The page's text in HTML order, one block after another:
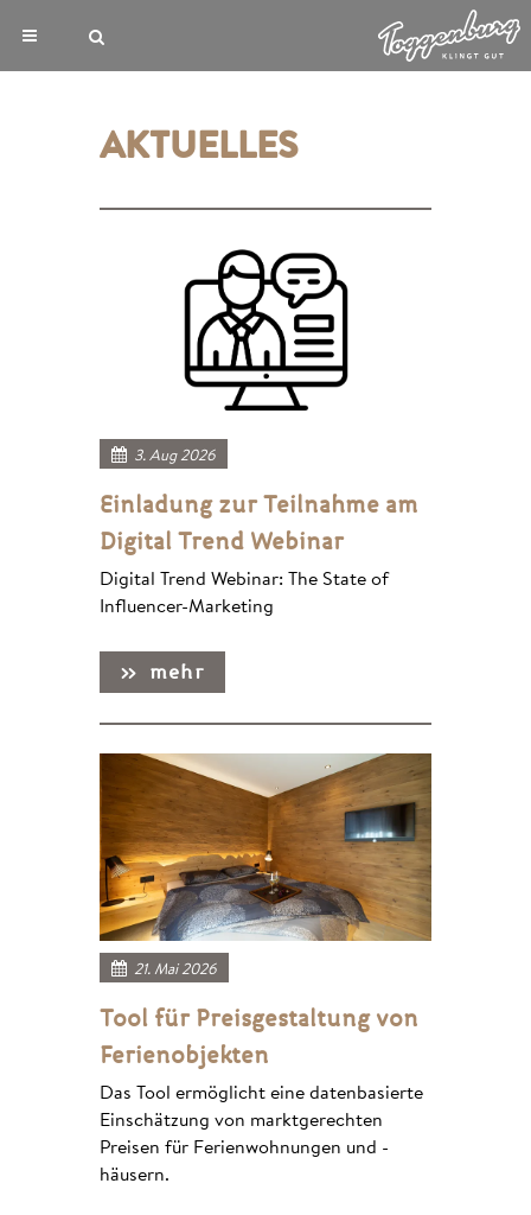
AKTUELLES
Einladung zur Teilnahme am
Digital Trend Webinar
Digital Trend Webinar: The State of
Influencer-Marketing
3. Aug 2026
Tool für Preisgestaltung von
Ferienobjekten
Das Tool ermöglicht eine datenbasierte
Einschätzung von marktgerechten
Preisen für Ferienwohnungen und -
häusern.
21. Mai 2026